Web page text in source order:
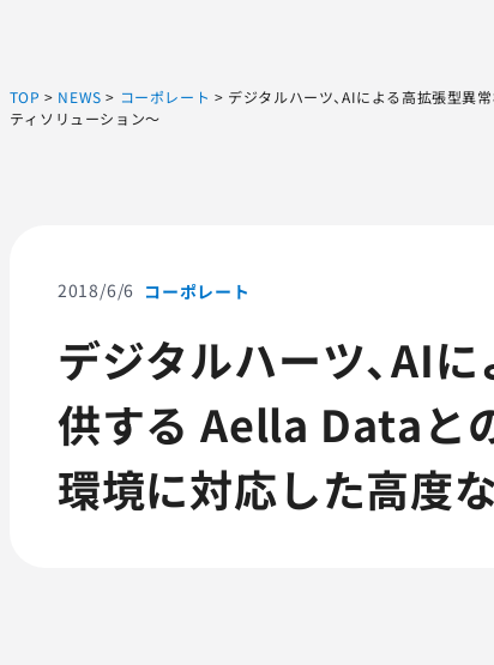
TOP > NEWS > コーポレート > デジタルハーツ、AIによる高拡張型異
ティソリューション～
2018/6/6 コーポレート
デジタルハーツ、AI
供する Aella Dataと
環境に対応した高度